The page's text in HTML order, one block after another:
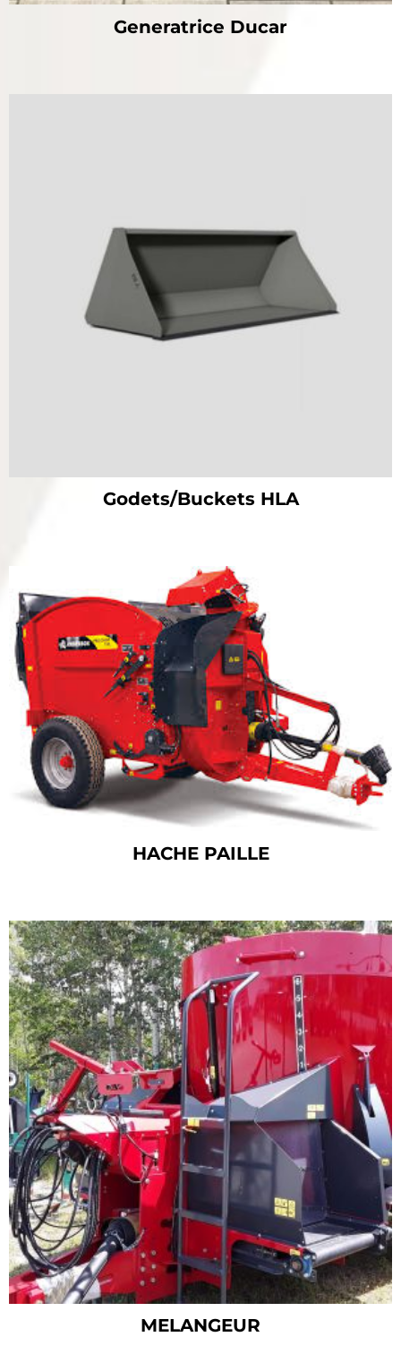
Generatrice Ducar
Godets/Buckets HLA
HACHE PAILLE
MELANGEUR